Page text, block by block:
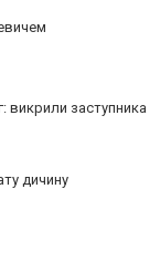
викрили заступника
дичину